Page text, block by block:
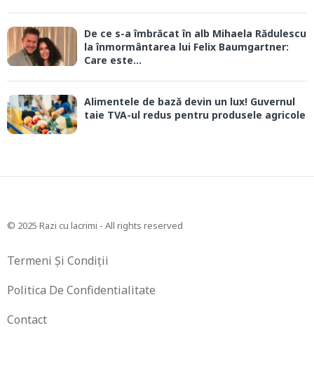
De ce s-a îmbrăcat în alb Mihaela Rădulescu
la înmormântarea lui Felix Baumgartner:
Care este...
Alimentele de bază devin un lux! Guvernul
taie TVA-ul redus pentru produsele agricole
© 2025 Razi cu lacrimi - All rights reserved
Termeni Și Condiții
Politica De Confidentialitate
Contact